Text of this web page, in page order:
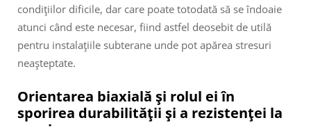
condițiilor dificile, dar care poate totodată să se îndoaie
atunci când este necesar, fiind astfel deosebit de utilă
pentru instalațiile subterane unde pot apărea stresuri
neașteptate.
Orientarea biaxială și rolul ei în
sporirea durabilității și a rezistenței la